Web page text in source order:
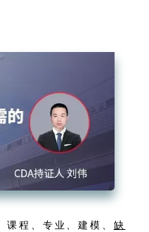
课程、专业、建模、 缺